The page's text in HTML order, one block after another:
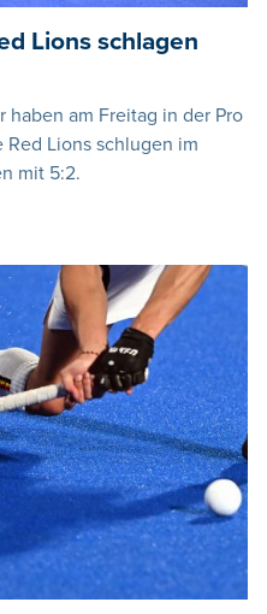
Lions schlagen
am Freitag in der Pro
Lions schlugen im
mit 5:2.